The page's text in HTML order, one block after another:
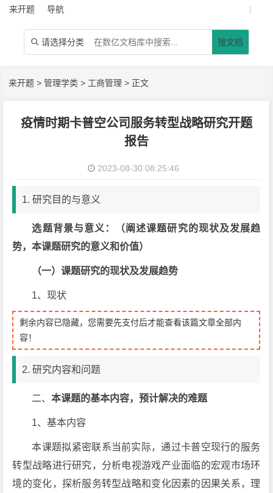
来开题 导航 |
 请选择分类 搜文档
来开题 >管理学类 > 工商管理 > 正文
疫情时期卡普空公司服务转型战略研究开题
报告
2023-08-30 08:25:46
1. 研究目的与意义
选题背景与意义：（阐述课题研究的现状及发展趋
势，本课题研究的意义和价值）
（一）课题研究的现状及发展趋势
1、现状
剩余内容已隐藏，您需要先支付后才能查看该篇文章全部内
容！
2. 研究内容和问题
二、本课题的基本内容，预计解决的难题
1、基本内容
本课题拟紧密联系当前实际，通过卡普空现行的服务
转型战略进行研究，分析电视游戏产业面临的宏观市场环
境的变化，探析服务转型战略和变化因素的因果关系，理